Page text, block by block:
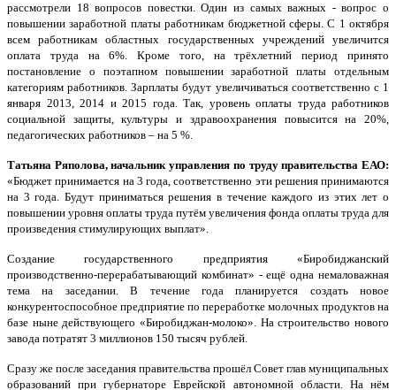
рассмотрели 18 вопросов повестки. Один из самых важных - вопрос о
повышении заработной платы работникам бюджетной сферы. С 1 октября
всем работникам областных государственных учреждений увеличится
оплата труда на 6%. Кроме того, на трёхлетний период принято
постановление о поэтапном повышении заработной платы отдельным
категориям работников. Зарплаты будут увеличиваться соответственно с 1
января 2013, 2014 и 2015 года. Так, уровень оплаты труда работников
социальной защиты, культуры и здравоохранения повысится на 20%,
педагогических работников – на 5 %.
Татьяна Ряполова, начальник управления по труду правительства ЕАО:
«Бюджет принимается на 3 года, соответственно эти решения принимаются
на 3 года. Будут приниматься решения в течение каждого из этих лет о
повышении уровня оплаты труда путём увеличения фонда оплаты труда для
произведения стимулирующих выплат».
Создание государственного предприятия «Биробиджанский
производственно-перерабатывающий комбинат» - ещё одна немаловажная
тема на заседании. В течение года планируется создать новое
конкурентоспособное предприятие по переработке молочных продуктов на
базе ныне действующего «Биробиджан-молоко». На строительство нового
завода потратят 3 миллионов 150 тысяч рублей.
Сразу же после заседания правительства прошёл Совет глав муниципальных
образований при губернаторе Еврейской автономной области. На нём